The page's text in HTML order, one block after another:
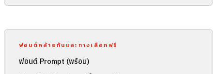
ฟอนต์คล้ายกันและทางเลือกฟรี
ฟอนต์ Prompt (พร้อม)